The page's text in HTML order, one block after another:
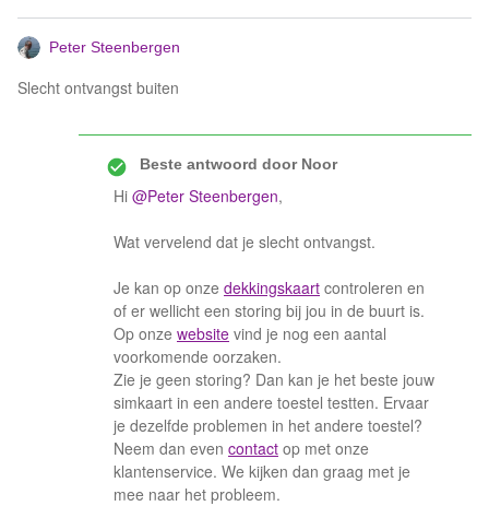
Peter Steenbergen
Slecht ontvangst buiten
Beste antwoord doorNoor
Hi @Peter Steenbergen,
Wat vervelend dat je slecht ontvangst.
Je kan op onze dekkingskaart controleren en
of er wellicht een storing bij jou in de buurt is.
Op onze website vind je nog een aantal
voorkomende oorzaken.
Zie je geen storing? Dan kan je het beste jouw
simkaart in een andere toestel testten. Ervaar
je dezelfde problemen in het andere toestel?
Neem dan even contact op met onze
klantenservice. We kijken dan graag met je
mee naar het probleem.